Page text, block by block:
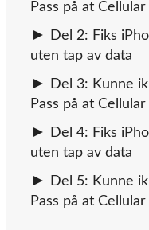
Pass på at
Del 2: Fiks
uten tap av data
Del 3: Kunne
Pass på at
Del 4: Fiks
uten tap av data
Del 5: Kunne
Pass på at